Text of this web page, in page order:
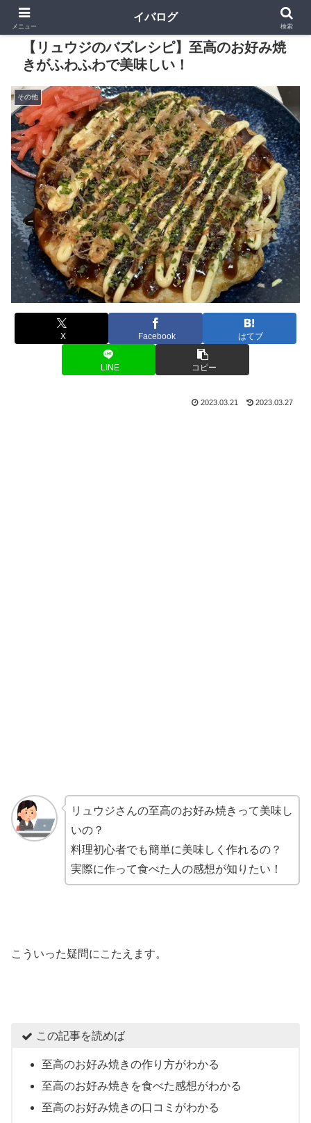
【リュウジのバズレシピ】至高のお好み焼
きがふわふわで美味しい！
その他
X Facebook はてブ
LINE コピー
2023.03.21 2023.03.27
リュウジさんの至高のお好み焼きって美味し
いの？
料理初心者でも簡単に美味しく作れるの？
実際に作って食べた人の感想が知りたい！
こういった疑問にこたえます。
この記事を読めば
至高のお好み焼きの作り方がわかる
至高のお好み焼きを食べた感想がわかる
至高のお好み焼きの口コミがわかる
メニュー
イバログ
検索